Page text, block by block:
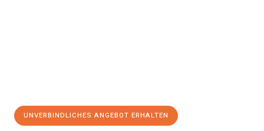
UNVERBINDLICHES ANGEBOT ERHALTEN